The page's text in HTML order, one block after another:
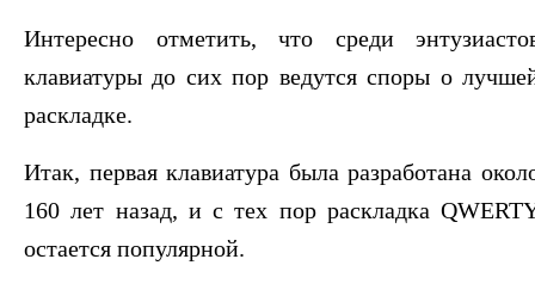
Интересно отметить, что среди
клавиатуры до сих пор ведутся споры о
раскладке.
Итак, первая клавиатура была разработана
160 лет назад, и с тех пор раскладка
остается популярной.